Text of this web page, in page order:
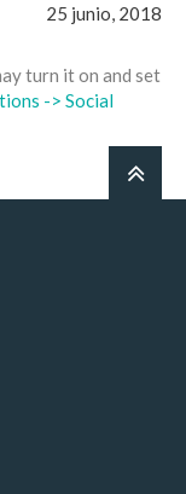
25 junio, 2018
turn it on and set
-> Social